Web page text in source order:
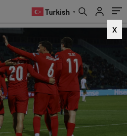
Turkish ▼
X